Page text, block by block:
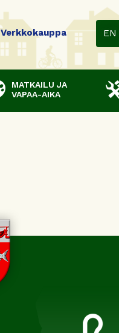
Verkkokauppa EN
MATKAILU JA
VAPAA-AIKA